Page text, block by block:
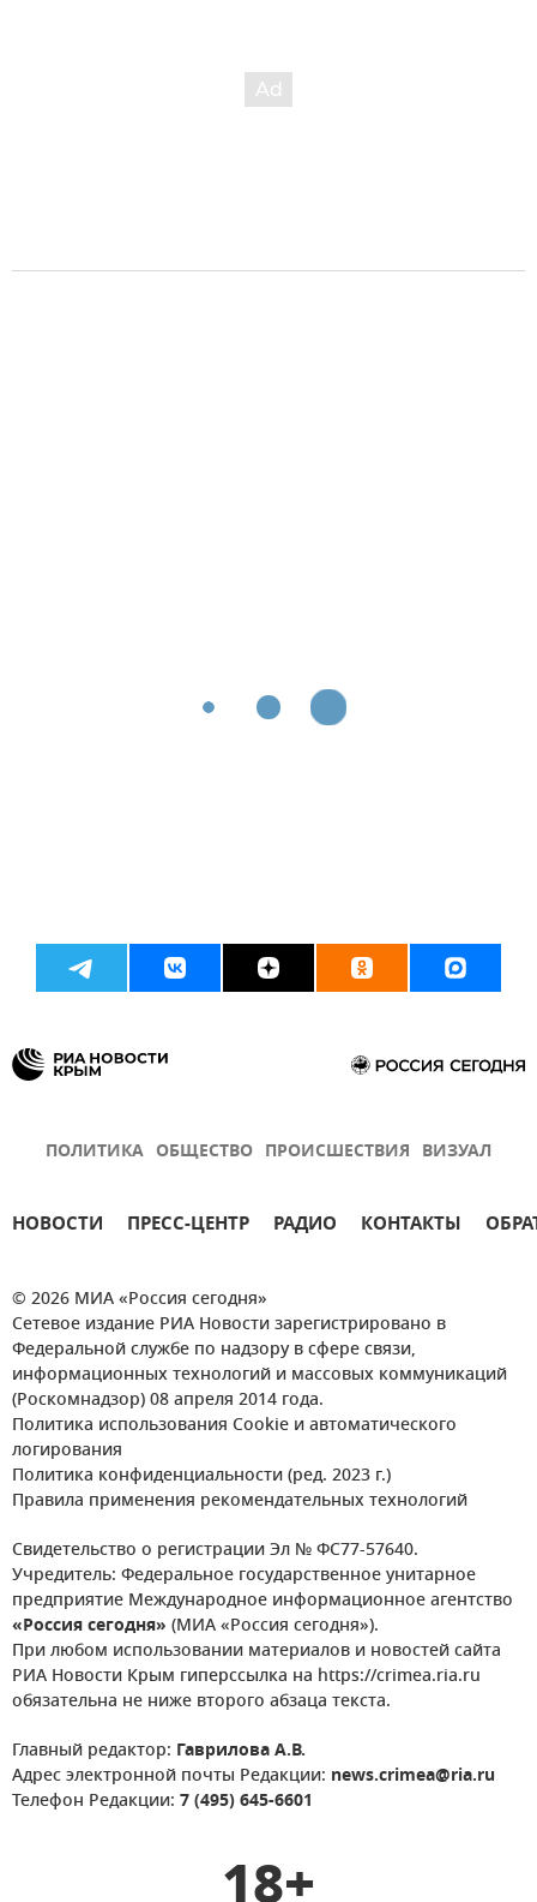
ПОЛИТИКА ОБЩЕСТВО ПРОИСШЕСТВИЯ ВИЗУАЛ
НОВОСТИ ПРЕСС-ЦЕНТР РАДИО КОНТАКТЫ
© 2026 МИА «Россия сегодня»
Сетевое издание РИА Новости зарегистрировано в
Федеральной службе по надзору в сфере связи,
информационных технологий и массовых коммуникаций
(Роскомнадзор) 08 апреля 2014 года.
Политика использования Cookie и автоматического
логирования
Политика конфиденциальности (ред. 2023 г.)
Правила применения рекомендательных технологий
Свидетельство о регистрации Эл № ФС77-57640.
Учредитель: Федеральное государственное унитарное
предприятие Международное информационное агентство
«Россия сегодня» (МИА «Россия сегодня»).
При любом использовании материалов и новостей сайта
РИА Новости Крым гиперссылка на https://crimea.ria.ru
обязательна не ниже второго абзаца текста.
Главный редактор: Гаврилова А.В.
Адрес электронной почты Редакции: news.crimea@ria.ru
Телефон Редакции: 7 (495) 645-6601